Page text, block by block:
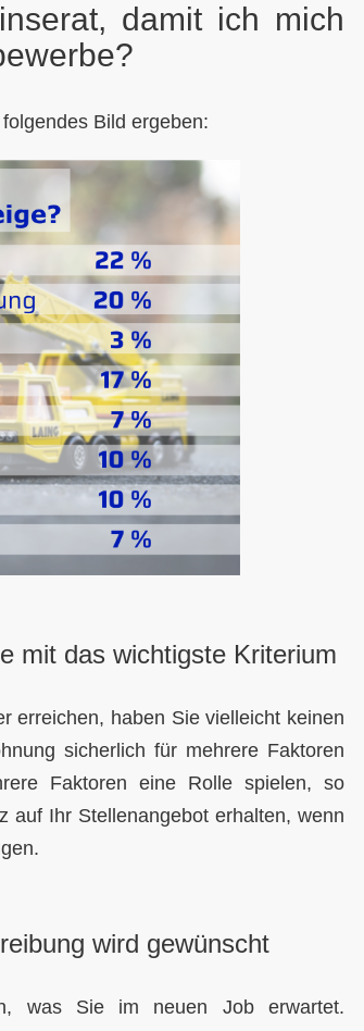
damit ich mich
Bild ergeben:
mit das wichtigste Kriterium
erreichen, haben Sie vielleicht keinen
sicherlich für mehrere Faktoren
Faktoren eine Rolle spielen, so
auf Ihr Stellenangebot erhalten, wenn
wird gewünscht
was Sie im neuen Job erwartet.